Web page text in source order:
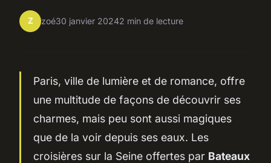
Z zoé30 janvier 20242 min de lecture
Paris, ville de lumière et de romance, offre
une multitude de façons de découvrir ses
charmes, mais peu sont aussi magiques
que de la voir depuis ses eaux. Les
croisières sur la Seine offertes par Bateaux